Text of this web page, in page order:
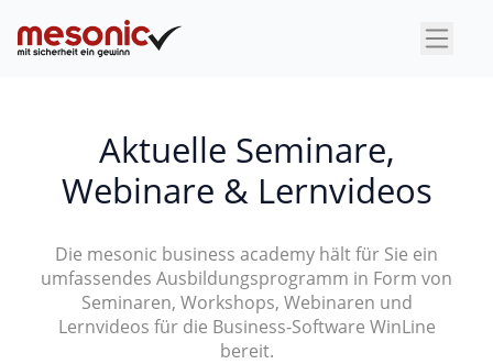
×
Aktuelle Seminare,
Webinare & Lernvideos
Die mesonic business academy hält für Sie ein
umfassendes Ausbildungsprogramm in Form von
Seminaren, Workshops, Webinaren und
Lernvideos für die Business-Software WinLine
bereit.